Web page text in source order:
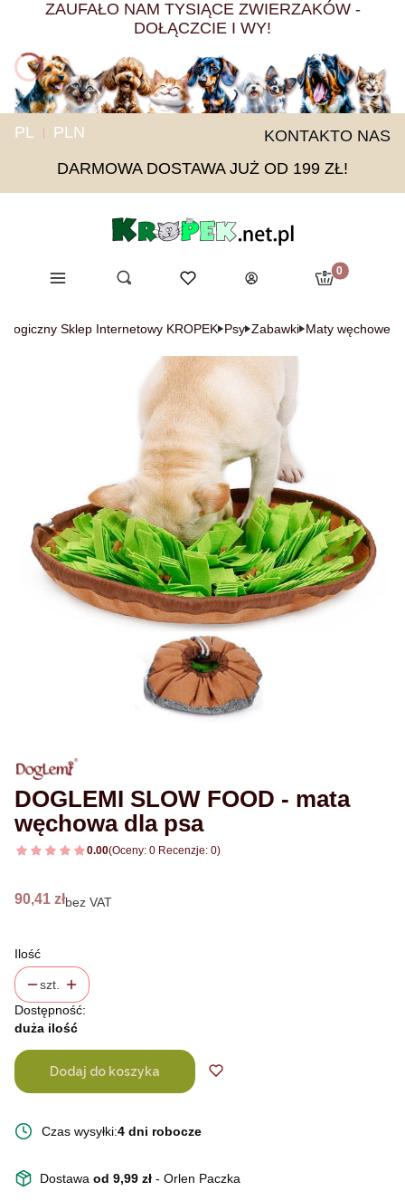
ZAUFAŁO NAM TYSIĄCE ZWIERZAKÓW -
DOŁĄCZCIE I WY!
PL PLN KONTAKTO NAS
DARMOWA DOSTAWA JUŻ OD 199 ZŁ!
Menu Otwórz wyszukiwarkę
Szukaj Ulubione
Zaloguj się
Produkty w
Koszyk
Sklep Internetowy KROPEK Psy Zabawki Maty węchowe
DOGLEMI SLOW FOOD - mata
węchowa dla psa
0.00(Oceny: 0 Recenzje: 0)
Cena
90,41 złbez VAT
Ilość
szt.
Dostępność:
duża ilość
Dodaj do koszyka
Czas wysyłki:4 dni robocze
Dostawa od 9,99 zł - Orlen Paczka